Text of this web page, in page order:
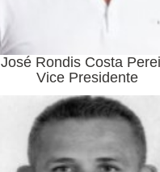
José Rondis Costa
Vice Presidente